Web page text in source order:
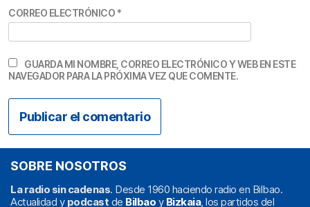
CORREO ELECTRÓNICO *
GUARDA MI NOMBRE, CORREO ELECTRÓNICO Y WEB EN ESTE
NAVEGADOR PARA LA PRÓXIMA VEZ QUE COMENTE.
SOBRE NOSOTROS
La radio sin cadenas. Desde 1960 haciendo radio en Bilbao.
Actualidad y podcast de Bilbao y Bizkaia, los partidos del